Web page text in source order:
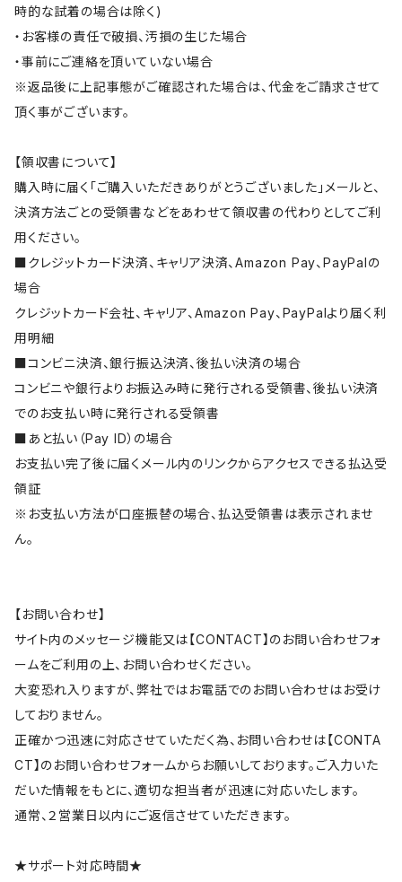
時的な試着の場合は除く)
・お客様の責任で破損、汚損の生じた場合
・事前にご連絡を頂いていない場合
※返品後に上記事態がご確認された場合は、代金をご請求させて
頂く事がございます。
【領収書について】
購入時に届く「ご購入いただきありがとうございました」メールと、
決済方法ごとの受領書などをあわせて領収書の代わりとしてご利
用ください。
■クレジットカード決済、キャリア決済、Amazon Pay、PayPalの
場合
クレジットカード会社、キャリア、Amazon Pay、PayPalより届く利
用明細
■コンビニ決済、銀行振込決済、後払い決済の場合
コンビニや銀行よりお振込み時に発行される受領書、後払い決済
でのお支払い時に発行される受領書
■あと払い（Pay ID）の場合
お支払い完了後に届くメール内のリンクからアクセスできる払込受
領証
※お支払い方法が口座振替の場合、払込受領書は表示されませ
ん。
【お問い合わせ】
サイト内のメッセージ機能又は【CONTACT】のお問い合わせフォ
ームをご利用の上、お問い合わせください。
大変恐れ入りますが、弊社ではお電話でのお問い合わせはお受け
しておりません。
正確かつ迅速に対応させていただく為、お問い合わせは【CONTA
CT】のお問い合わせフォームからお願いしております。ご入力いた
だいた情報をもとに、適切な担当者が迅速に対応いたします。
通常、２営業日以内にご返信させていただきます。
★サポート対応時間★